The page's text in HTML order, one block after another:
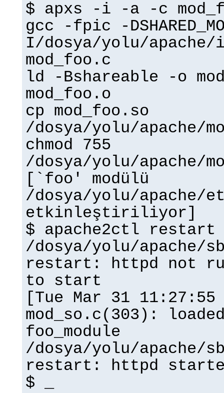
$ apxs -i -a -c
gcc -fpic -
I/dosya/yolu/
mod_foo.c
ld -Bshareable -o
mod_foo.o
cp mod_foo.so
/dosya/yolu/apache/
chmod 755
/dosya/yolu/apache/
[`foo' modülü
/dosya/yolu/apache/
etkinleştiriliyor]
$ apache2ctl restart
/dosya/yolu/apache/
restart: httpd not
to start
[Tue Mar 31
mod_so.c(303):
foo_module
/dosya/yolu/apache/
restart: httpd
$ _